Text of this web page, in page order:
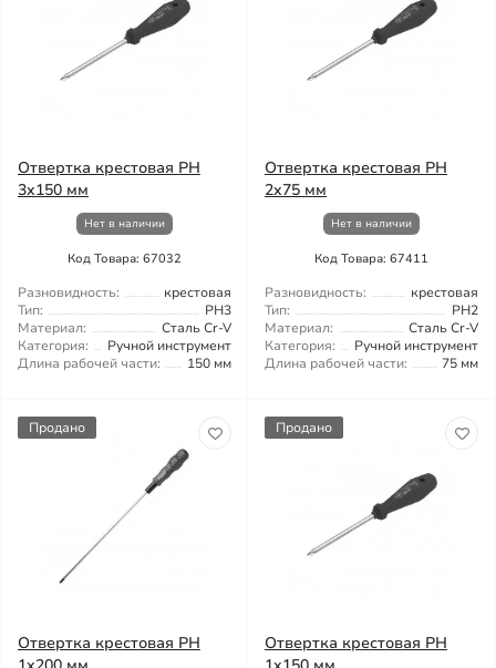
Отвертка крестовая PH
3x150 мм
Нет в наличии
Код Товара: 67032
Разновидность:
крестовая
Тип:
PH3
Материал:
Сталь Cr-V
Категория:
Ручной инструмент
Длина рабочей части:
150 мм
Отвертка крестовая PH
2x75 мм
Нет в наличии
Код Товара: 67411
Разновидность:
крестовая
Тип:
PH2
Материал:
Сталь Cr-V
Категория:
Ручной инструмент
Длина рабочей части:
75 мм
Продано
Отвертка крестовая PH
Продано
Отвертка крестовая PH